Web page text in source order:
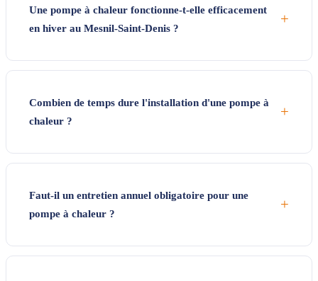
Une pompe à chaleur fonctionne-t-elle efficacement
en hiver au Mesnil-Saint-Denis ?
+
Combien de temps dure l'installation d'une pompe à
chaleur ?
+
Faut-il un entretien annuel obligatoire pour une
pompe à chaleur ?
+